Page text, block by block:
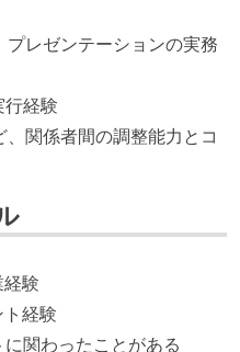
プレゼンテーションの実務
行経験
、関係者間の調整能力とコ
験
ト経験
関わったことがある